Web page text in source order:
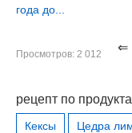
года до...
Просмотров: 2 012 ⇐
рецепт по
Кексы Цедра